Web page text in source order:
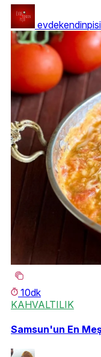
10dk
KAHVALTILIK
Samsun'un En